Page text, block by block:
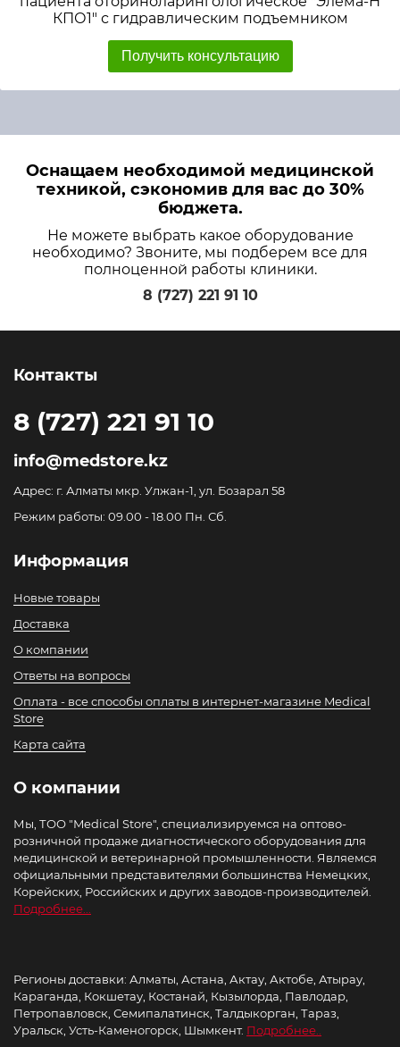
КПО1" с гидравлическим подъемником
Получить консультацию
Оснащаем необходимой медицинской
техникой, сэкономив для вас до 30%
бюджета.
Не можете выбрать какое оборудование
необходимо? Звоните, мы подберем все для
полноценной работы клиники.
8 (727) 221 91 10
Контакты
8 (727) 221 91 10
info@medstore.kz
Адрес: г. Алматы мкр. Улжан-1, ул. Бозарал 58
Режим работы: 09.00 - 18.00 Пн. Сб.
Информация
Новые товары
Доставка
О компании
Ответы на вопросы
Оплата - все способы оплаты в интернет-магазине Medical
Store
Карта сайта
О компании
Мы, ТОО "Medical Store", специализируемся на оптово-
розничной продаже диагностического оборудования для
медицинской и ветеринарной промышленности. Являемся
официальными представителями большинства Немецких,
Корейских, Российских и других заводов-производителей.
Подробнее...
Регионы доставки: Алматы, Астана, Актау, Актобе, Атырау,
Караганда, Кокшетау, Костанай, Кызылорда, Павлодар,
Петропавловск, Семипалатинск, Талдыкорган, Тараз,
Уральск, Усть-Каменогорск, Шымкент. Подробнее..